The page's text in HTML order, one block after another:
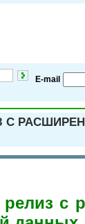
E-mail
С
с